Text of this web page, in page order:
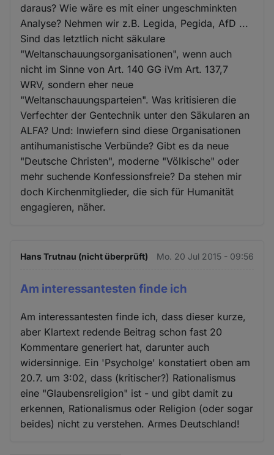
daraus? Wie wäre es mit einer ungeschminkten
Analyse? Nehmen wir z.B. Legida, Pegida, AfD ...
Sind das letztlich nicht säkulare
"Weltanschauungsorganisationen", wenn auch
nicht im Sinne von Art. 140 GG iVm Art. 137,7
WRV, sondern eher neue
"Weltanschauungsparteien". Was kritisieren die
Verfechter der Gentechnik unter den Säkularen an
ALFA? Und: Inwiefern sind diese Organisationen
antihumanistische Verbünde? Gibt es da neue
"Deutsche Christen", moderne "Völkische" oder
mehr suchende Konfessionsfreie? Da stehen mir
doch Kirchenmitglieder, die sich für Humanität
engagieren, näher.
Hans Trutnau (nicht überprüft) Mo. 20 Jul 2015 - 09:56
Am interessantesten finde ich
Am interessantesten finde ich, dass dieser kurze,
aber Klartext redende Beitrag schon fast 20
Kommentare generiert hat, darunter auch
widersinnige. Ein 'Psycholge' konstatiert oben am
20.7. um 3:02, dass (kritischer?) Rationalismus
eine "Glaubensreligion" ist - und gibt damit zu
erkennen, Rationalismus oder Religion (oder sogar
beides) nicht zu verstehen. Armes Deutschland!